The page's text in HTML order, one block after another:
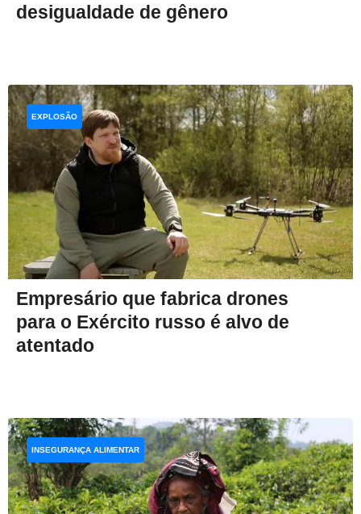
desigualdade de gênero
Empresário que fabrica drones
para o Exército russo é alvo de
atentado
EXPLOSÃO
INSEGURANÇA ALIMENTAR